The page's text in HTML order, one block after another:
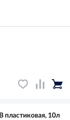
пластиковая, 10л